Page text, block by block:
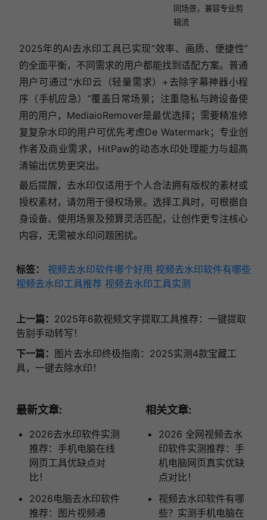
同场景，兼容专业剪
辑流
2025年的AI去水印工具已实现“效率、画质、便捷性”
的全面平衡，不同需求的用户都能找到适配方案。普通
用户可通过“水印云（轻量需求）+去除字幕神器小程
序（手机应急）”覆盖日常场景；注重隐私与跨设备使
用的用户，MediaioRemover是最优选择；需要精准修
复复杂水印的用户可优先考虑De Watermark；专业创
作者及商业需求，HitPaw的动态水印处理能力与超高
清输出优势更突出。
最后提醒，去水印仅适用于个人合法拥有版权的素材或
授权素材，请勿用于侵权场景。选择工具时，可根据自
身设备、使用场景及预算灵活匹配，让创作更专注核心
内容，无需被水印问题困扰。
标签： 视频去水印软件哪个好用 视频去水印软件有哪些
视频去水印工具推荐 视频去水印工具实测
上一篇： 2025年6款视频文字提取工具推荐：一键提取
告别手动转写！
下一篇： 图片去水印终极指南：2025实测4款宝藏工
具，一键去除水印！
最新文章:
2026去水印软件实测
推荐：手机电脑在线
网页工具优缺点对
比！
2026电脑去水印软件
推荐：图片视频通
相关文章:
2026 全网视频去水
印软件实测推荐：手
机电脑网页真实优缺
点对比！
视频去水印软件有哪
些？实测手机电脑在